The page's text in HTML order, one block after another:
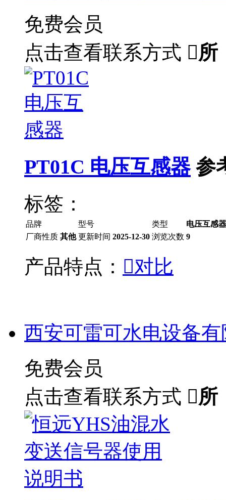
免费会员
点击查看联系方式 所
PT01C 电压互感器 参
标签：
品牌 型号 类型
电压互感器
厂商性质 其他 更新时间 2025-12-30 浏览次数 9
产品特点： 对比
西安可雷可水电设备
免费会员
点击查看联系方式 所